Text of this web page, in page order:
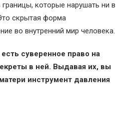
которые нарушать ни в
скрытая форма
во внутренний мир человека.
суверенное право на
в ней. Выдавая их, вы
инструмент давления